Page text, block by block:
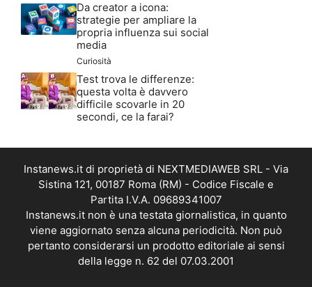
Da creator a icona:
strategie per ampliare la
propria influenza sui social
media
Curiosità
Test trova le differenze:
questa volta è davvero
difficile scovarle in 20
secondi, ce la farai?
Instanews.it di proprietà di NEXTMEDIAWEB SRL - Via
Sistina 121, 00187 Roma (RM) - Codice Fiscale e
Partita I.V.A. 09689341007
Instanews.it non è una testata giornalistica, in quanto
viene aggiornato senza alcuna periodicità. Non può
pertanto considerarsi un prodotto editoriale ai sensi
della legge n. 62 del 07.03.2001